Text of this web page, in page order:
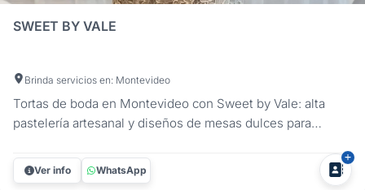
SWEET BY VALE
Brinda servicios en: Montevideo
Tortas de boda en Montevideo con Sweet by Vale: alta
pastelería artesanal y diseños de mesas dulces para
propuesta nupcial que mejor acompañe tu estilo, desde
una creación clásica y sofisticada hasta una opción
Ver info WhatsApp